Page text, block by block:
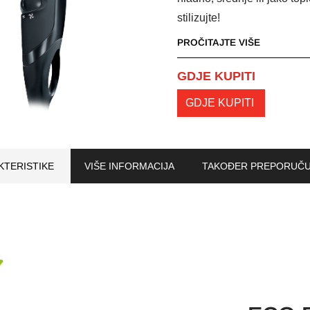
stilizujte!
PROČITAJTE VIŠE
GDJE KUPITI
GDJE KUPITI
VIŠE INFORMACIJA TAKOĐER